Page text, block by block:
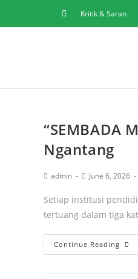
Kritik & Saran
“SEMBADA
Ngantang
admin June 6, 2026
Setiap institusi
tertuang dalam tiga
Continue Reading